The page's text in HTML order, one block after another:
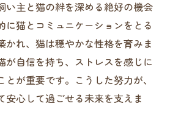
い主と猫の絆を深める絶好の機会
に猫とコミュニケーションをとる
かれ、猫は穏やかな性格を育みま
が自信を持ち、ストレスを感じに
とが重要です。こうした努力が、
安心して過ごせる未来を支えま